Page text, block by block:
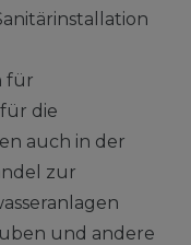
für
die
auch in der
zur
und andere